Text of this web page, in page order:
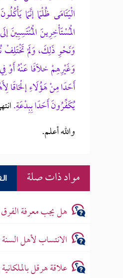
الْيَتَامَى ظُلْمًا إنَّمَا
الْمُسْتَأْخِرِينَ
وَنَحْوِ ذَلِكَ، وَلَمْ
وَغَيْرِهِمْ خلَافًا عَنْهُ أَوْ
أَحَدًا مِنْ هَؤُلَاءِ إلْحَاقًا
يُكَفِّرُونَ أَحَدًا بِبِدْعَةِ.
والله أعلم.
مواد ذات صلة
هل يجب معرفة
الانتساب لأهل
علاقة هرقل